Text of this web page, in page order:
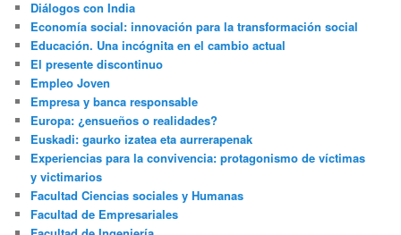
Diálogos con India
Economía social: innovación para la transformación social
Educación. Una incógnita en el cambio actual
El presente discontinuo
Empleo Joven
Empresa y banca responsable
Europa: ¿ensueños o realidades?
Euskadi: gaurko izatea eta aurrerapenak
Experiencias para la convivencia: protagonismo de víctimas
y victimarios
Facultad Ciencias sociales y Humanas
Facultad de Empresariales